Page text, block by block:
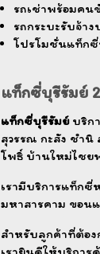
รถเช่าพร้อมคน
รถกระบะรับจ้าง
โปรโมชั่นแท็กซี่
แท็กซี่บุรีรัมย์
แท็กซี่บุรีรัมย์บริก
สุวรรณ กะสัง ชำนิ
โพธิ์ บ้านใหม่ไชย
เรามีบริการแท็ก
มหาสารคาม ขอน
สำหรับลูกค้าที่ต้อ
เรายินดีให้บริกา